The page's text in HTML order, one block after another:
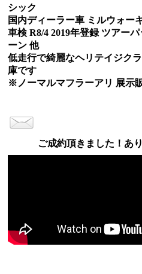
シック
国内ディーラー車 ミルウォー
車検 R8/4 2019年登録 ツアーパ
ーン 他
低走行で綺麗なヘリテイジク
庫です
※ノーマルマフラーアリ 展示
ご成約頂きました！あ